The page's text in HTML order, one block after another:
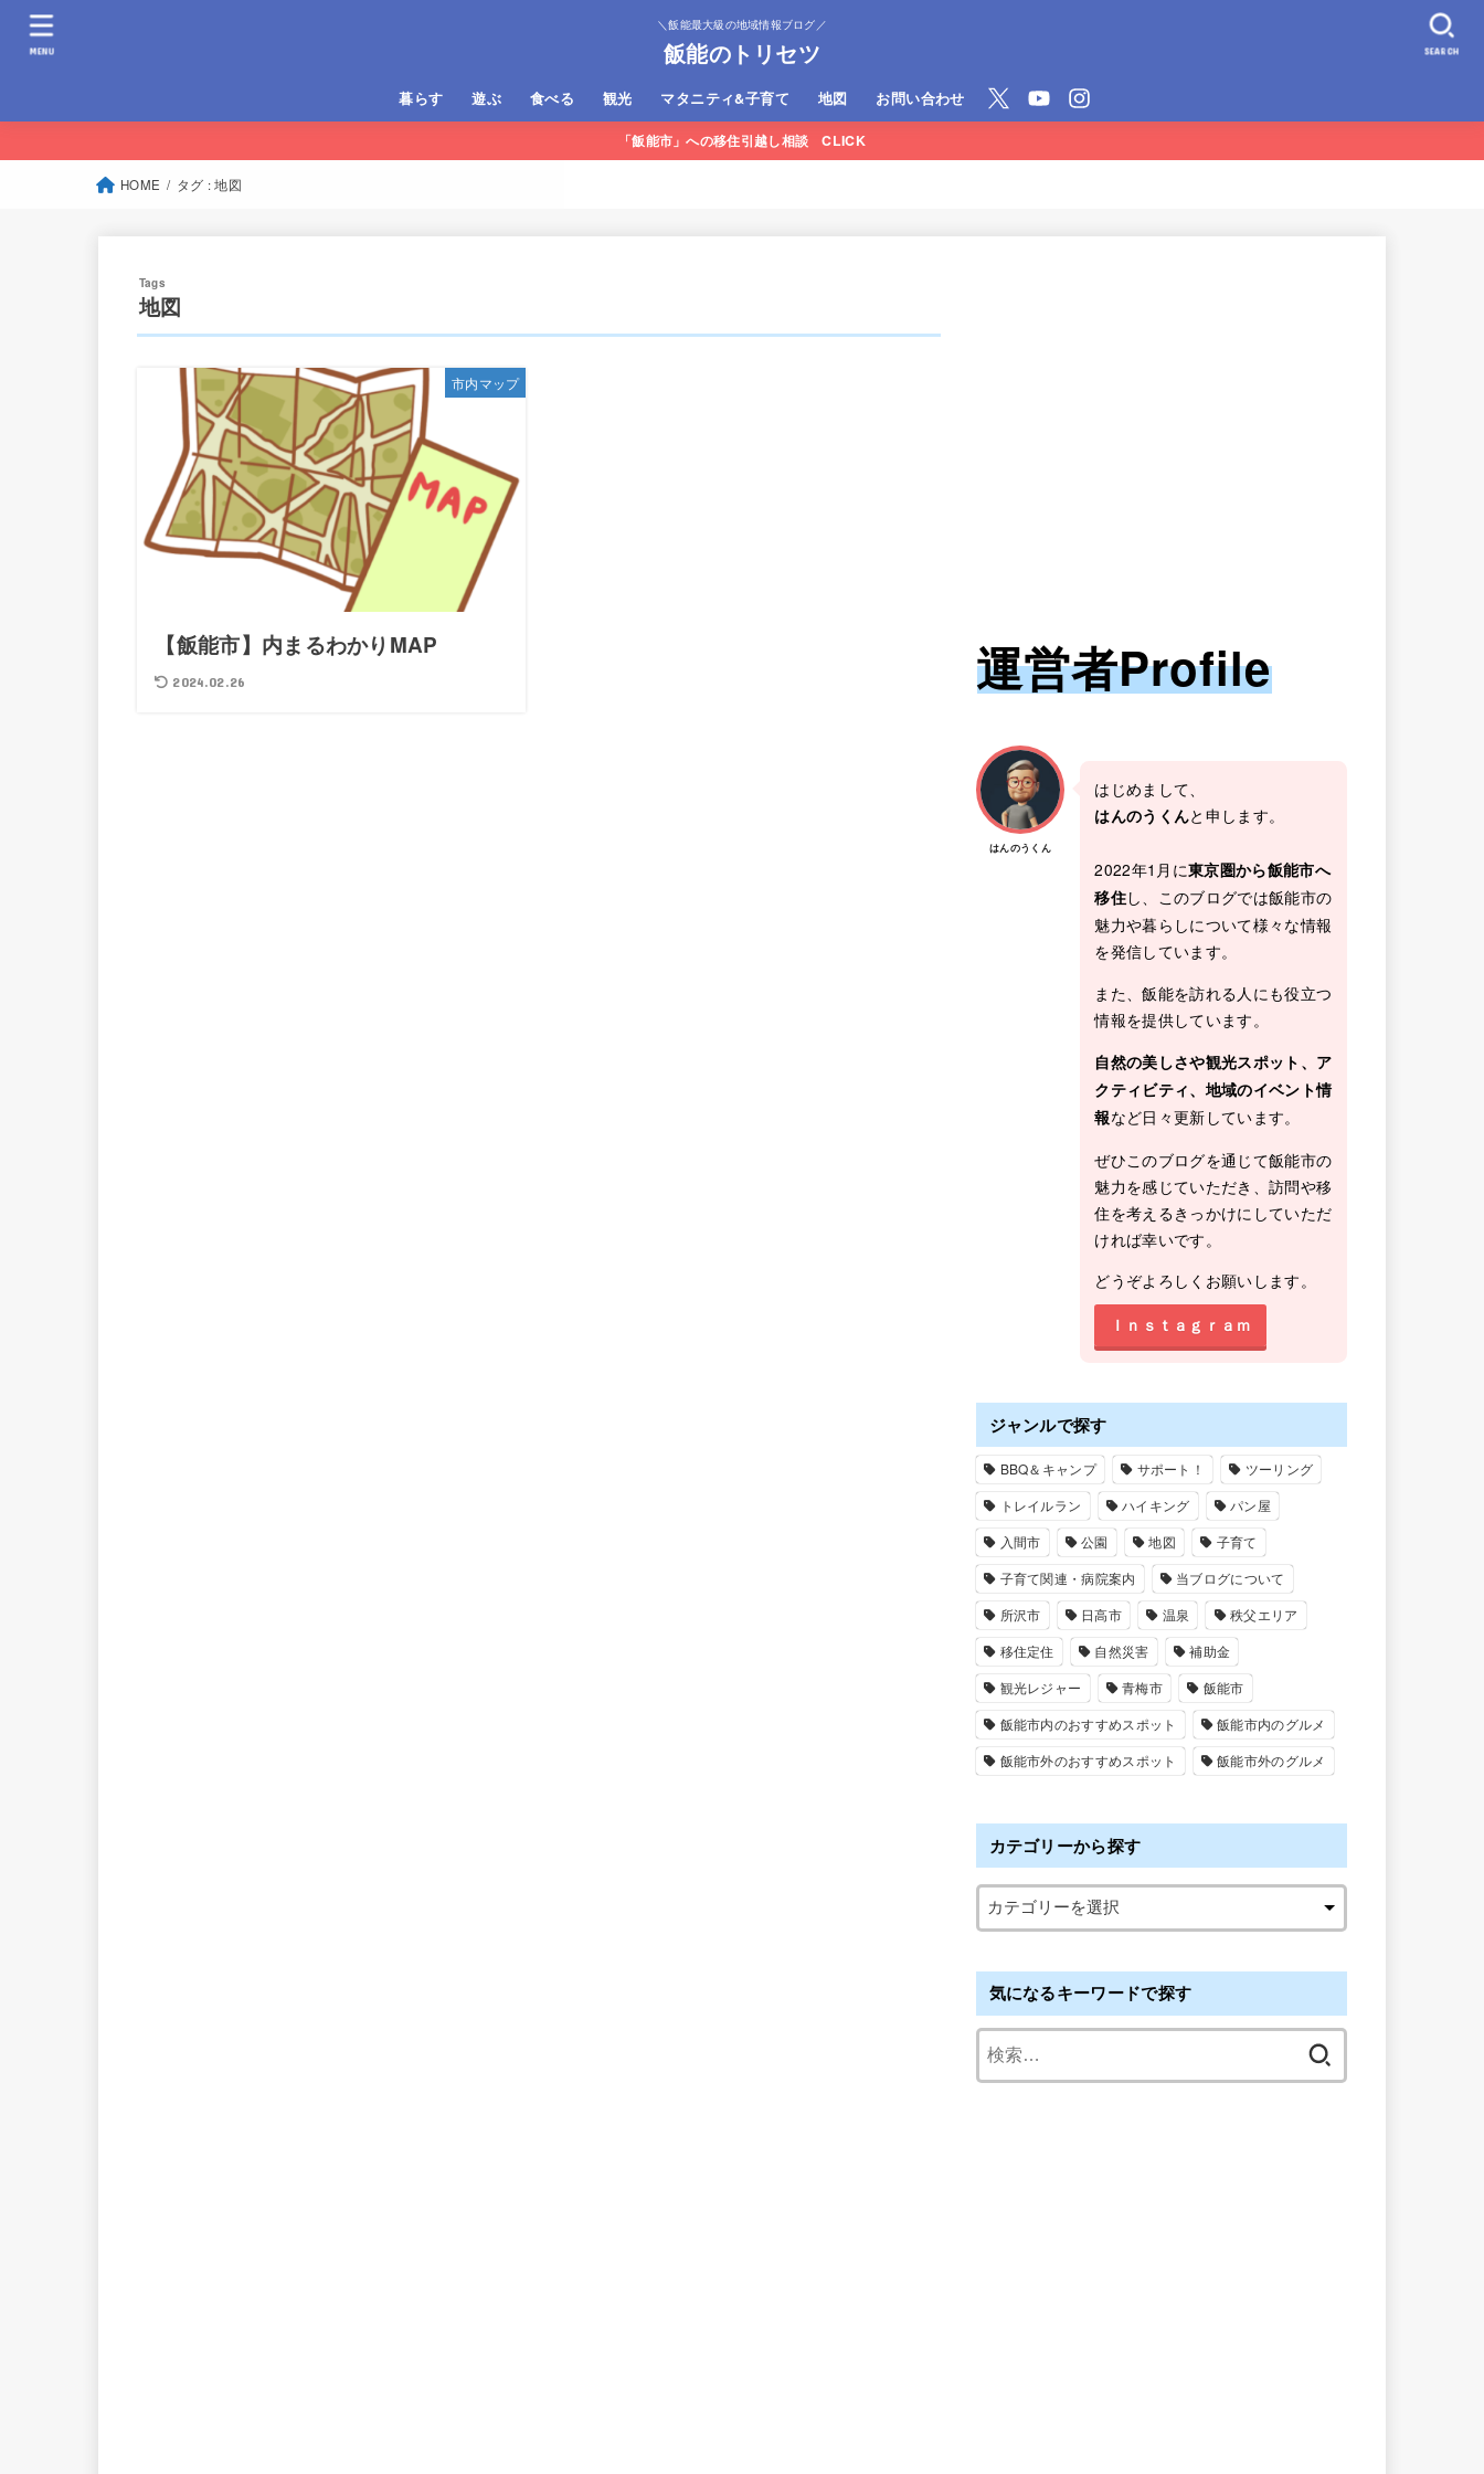
＼飯能最大級の地域情報ブログ／
飯能のトリセツ
暮らす 遊ぶ
BBQ・CAMP・river遊び
トレイルラン・マウンテンバイク
食べる 観光
宿泊施設
日帰り温泉
Moominvalley Park
トーベ・ヤンソンあけぼの子ども
の森公園
メッツァビレッジ
名栗湖
神社＆寺
マタニティ&子育て 地図 お問い合わせ
SEARCH
MENU
「飯能市」への移住引越し相談 CLICK
HOME タグ : 地図
地図
市内マップ
【飯能市】内まるわかりMAP
2024.02.26 運営者Profile
はんのうくん
はじめまして、
はんのうくんと申します。
2022年1月に東京圏から飯能市へ
移住し、このブログでは飯能市の
魅力や暮らしについて様々な情報
を発信しています。
また、飯能を訪れる人にも役立つ
情報を提供しています。
自然の美しさや観光スポット、ア
クティビティ、地域のイベント情
報など日々更新しています。
ぜひこのブログを通じて飯能市の
魅力を感じていただき、訪問や移
住を考えるきっかけにしていただ
ければ幸いです。
どうぞよろしくお願いします。
Ｉｎｓｔａｇｒａｍ
ジャンルで探す
BBQ＆キャンプ サポート！
ツーリング
トレイルラン
ハイキング
パン屋
入間市
公園 地図
子育て
子育て関連・病院案内
当ブログについて
所沢市
日高市 温泉
秩父エリア
移住定住
自然災害
補助金
観光レジャー
青梅市
飯能市
飯能市内のおすすめスポット
飯能市内のグルメ
飯能市外のおすすめスポット
飯能市外のグルメ
カテゴリーから探す
気になるキーワードで探す